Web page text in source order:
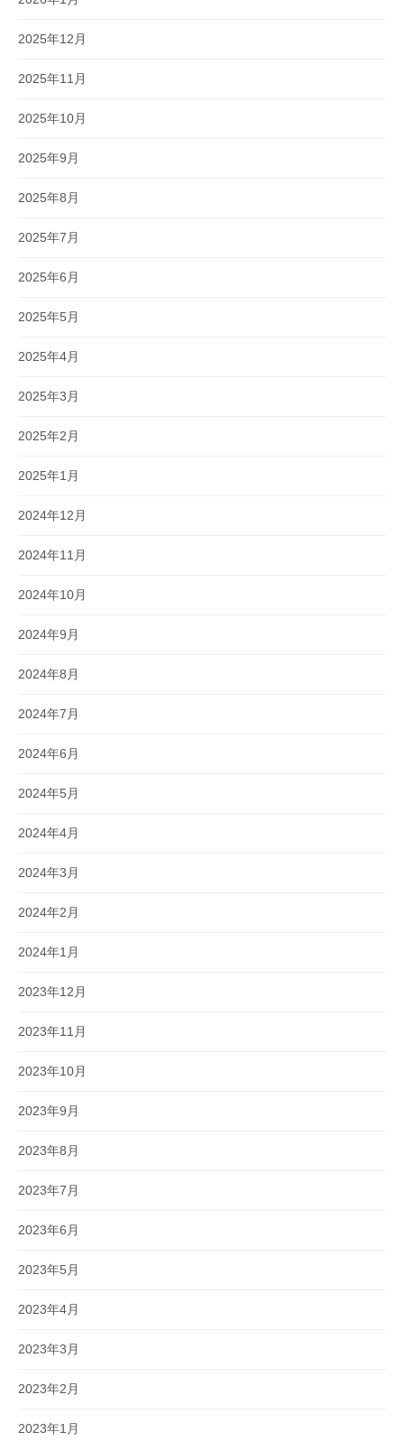
2025年12月
2025年11月
2025年10月
2025年9月
2025年8月
2025年7月
2025年6月
2025年5月
2025年4月
2025年3月
2025年2月
2025年1月
2024年12月
2024年11月
2024年10月
2024年9月
2024年8月
2024年7月
2024年6月
2024年5月
2024年4月
2024年3月
2024年2月
2024年1月
2023年12月
2023年11月
2023年10月
2023年9月
2023年8月
2023年7月
2023年6月
2023年5月
2023年4月
2023年3月
2023年2月
2023年1月